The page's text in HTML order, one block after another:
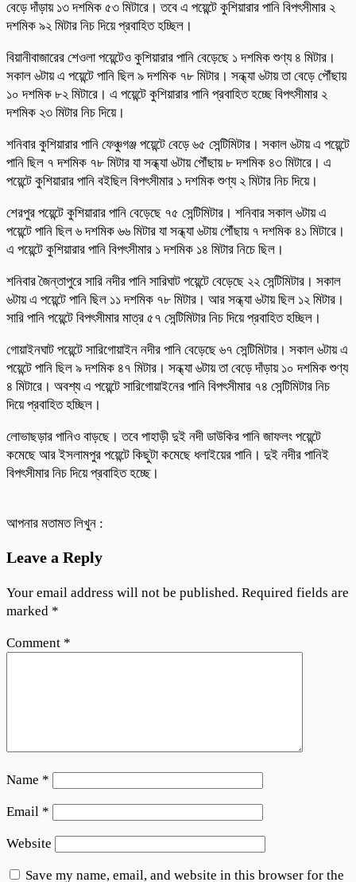
বেড়ে দাঁড়ায় ১৩ দশমিক ৫৩ মিটারে। তবে এ পয়েন্টে কুশিয়ারার পানি বিপৎসীমার ২
দশমিক ৯২ মিটার নিচ দিয়ে প্রবাহিত হচ্ছিল।
বিয়ানীবাজারের শেওলা পয়েন্টেও কুশিয়ারার পানি বেড়েছে ১ দশমিক শুণ্য ৪ মিটার।
সকাল ৬টায় এ পয়েন্টে পানি ছিল ৯ দশমিক ৭৮ মিটার। সন্ধ্যা ৬টায় তা বেড়ে পৌঁছায়
১০ দশমিক ৮২ মিটারে। এ পয়েন্টে কুশিয়ারার পানি প্রবাহিত হচ্ছে বিপৎসীমার ২
দশমিক ২৩ মিটার নিচ দিয়ে।
শনিবার কুশিয়ারার পানি ফেঞ্চুগঞ্জ পয়েন্টে বেড়ে ৬৫ সেন্টিমিটার। সকাল ৬টায় এ পয়েন্টে
পানি ছিল ৭ দশমিক ৭৮ মিটার যা সন্ধ্যা ৬টায় পৌঁছায় ৮ দশমিক ৪৩ মিটারে। এ
পয়েন্টে কুশিয়ারার পানি বইছিল বিপৎসীমার ১ দশমিক শুণ্য ২ মিটার নিচ দিয়ে।
শেরপুর পয়েন্টে কুশিয়ারার পানি বেড়েছে ৭৫ সেন্টিমিটার। শনিবার সকাল ৬টায় এ
পয়েন্টে পানি ছিল ৬ দশমিক ৬৬ মিটার যা সন্ধ্যা ৬টায় পৌঁছায় ৭ দশমিক ৪১ মিটারে।
এ পয়েন্টে কুশিয়ারার পানি বিপৎসীমার ১ দশমিক ১৪ মিটার নিচে ছিল।
শনিবার জৈন্তাপুরে সারি নদীর পানি সারিঘাট পয়েন্টে বেড়েছে ২২ সেন্টিমিটার। সকাল
৬টায় এ পয়েন্টে পানি ছিল ১১ দশমিক ৭৮ মিটার। আর সন্ধ্যা ৬টায় ছিল ১২ মিটার।
সারি পানি পয়েন্টে বিপৎসীমার মাত্র ৫৭ সেন্টিমিটার নিচ দিয়ে প্রবাহিত হচ্ছিল।
গোয়াইনঘাট পয়েন্টে সারিগোয়াইন নদীর পানি বেড়েছে ৬৭ সেন্টিমিটার। সকাল ৬টায় এ
পয়েন্টে পানি ছিল ৯ দশমিক ৪৭ মিটার। সন্ধ্যা ৬টায় তা বেড়ে দাঁড়ায় ১০ দশমিক শুণ্য
৪ মিটারে। অবশ্য এ পয়েন্টে সারিগোয়াইনের পানি বিপৎসীমার ৭৪ সেন্টিমিটার নিচ
দিয়ে প্রবাহিত হচ্ছিল।
লোভাছড়ার পানিও বাড়ছে। তবে পাহাড়ী দুই নদী ডাউকির পানি জাফলং পয়েন্টে
কমেছে আর ইসলামপুর পয়েন্টে কিছুটা কমেছে ধলাইয়ের পানি। দুই নদীর পানিই
বিপৎসীমার নিচ দিয়ে প্রবাহিত হচ্ছে।
আপনার মতামত লিখুন :
Leave a Reply
Your email address will not be published. Required fields are
marked *
Comment *
Name *
Email *
Website
Save my name, email, and website in this browser for the